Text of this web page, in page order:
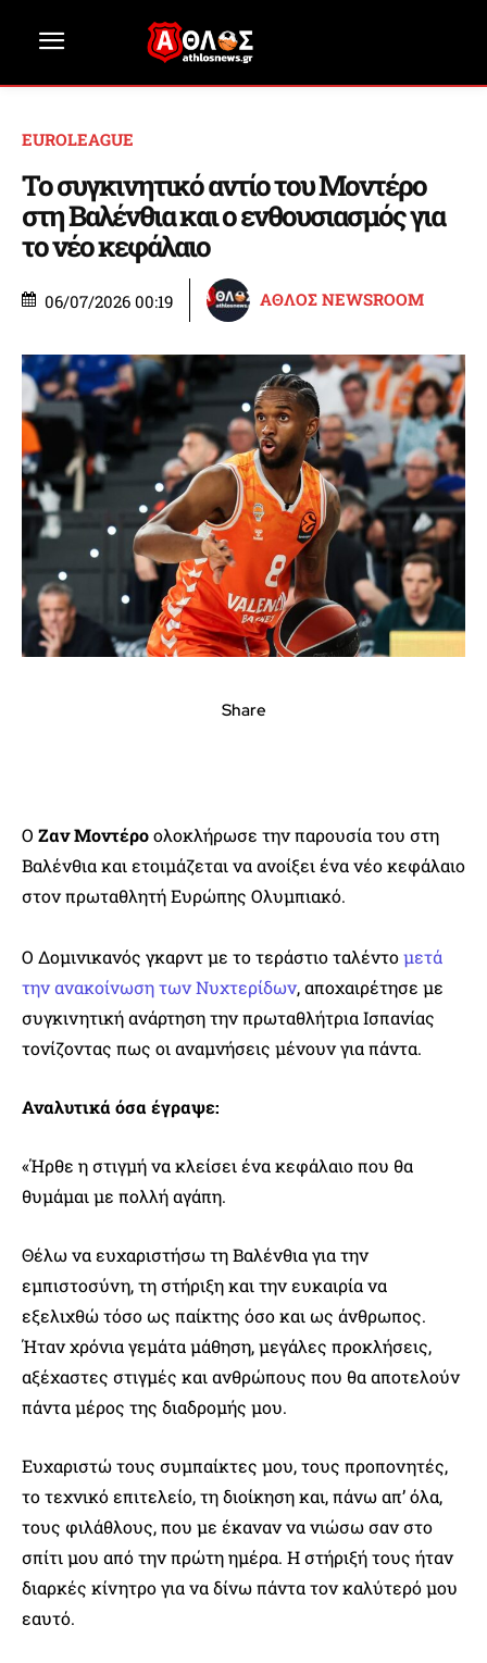
EUROLEAGUE
Το συγκινητικό αντίο του Μοντέρο
στη Βαλένθια και ο ενθουσιασμός για
το νέο κεφάλαιο
06/07/2026 00:19 ΑΘΛΟΣ NEWSROOM
Share
Ο Ζαν Μοντέροολοκλήρωσε την παρουσία του στη
Βαλένθια και ετοιμάζεται να ανοίξει ένα νέο κεφάλαιο
στον πρωταθλητή Ευρώπης Ολυμπιακό.
Ο Δομινικανός γκαρντ με το τεράστιο ταλέντομετά
την ανακοίνωση των Νυχτερίδων, αποχαιρέτησε με
συγκινητική ανάρτηση την πρωταθλήτρια Ισπανίας
τονίζοντας πως οι αναμνήσεις μένουν για πάντα.
Αναλυτικά όσα έγραψε:
«Ήρθε η στιγμή να κλείσει ένα κεφάλαιο που θα
θυμάμαι με πολλή αγάπη.
Θέλω να ευχαριστήσω τη Βαλένθια για την
εμπιστοσύνη, τη στήριξη και την ευκαιρία να
εξελιχθώ τόσο ως παίκτης όσο και ως άνθρωπος.
Ήταν χρόνια γεμάτα μάθηση, μεγάλες προκλήσεις,
αξέχαστες στιγμές και ανθρώπους που θα αποτελούν
πάντα μέρος της διαδρομής μου.
Ευχαριστώ τους συμπαίκτες μου, τους προπονητές,
το τεχνικό επιτελείο, τη διοίκηση και, πάνω απ’ όλα,
τους φιλάθλους, που με έκαναν να νιώσω σαν στο
σπίτι μου από την πρώτη ημέρα. Η στήριξή τους ήταν
διαρκές κίνητρο για να δίνω πάντα τον καλύτερό μου
εαυτό.